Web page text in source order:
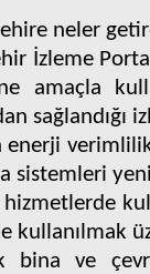
neler
İzleme
amaçla
sağlandığı
enerji
sistemleri
hizmetlerde
kullanılmak
bina ve